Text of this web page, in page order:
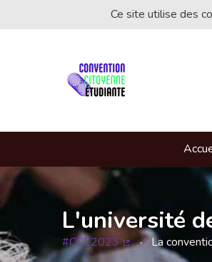
Ce site utilise des
L'université
#CCE2023
(Lien externe)
La